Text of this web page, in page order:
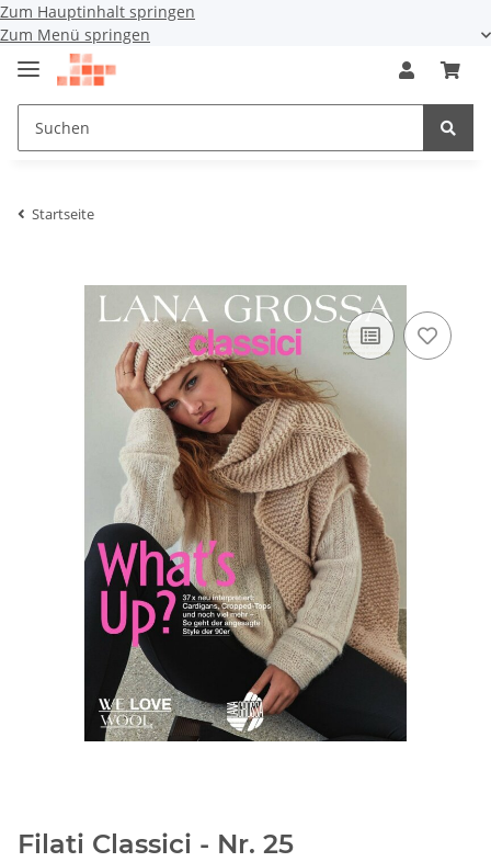
Zum Hauptinhalt springen
Zum Menü springen
Startseite
Filati Classici - Nr. 25